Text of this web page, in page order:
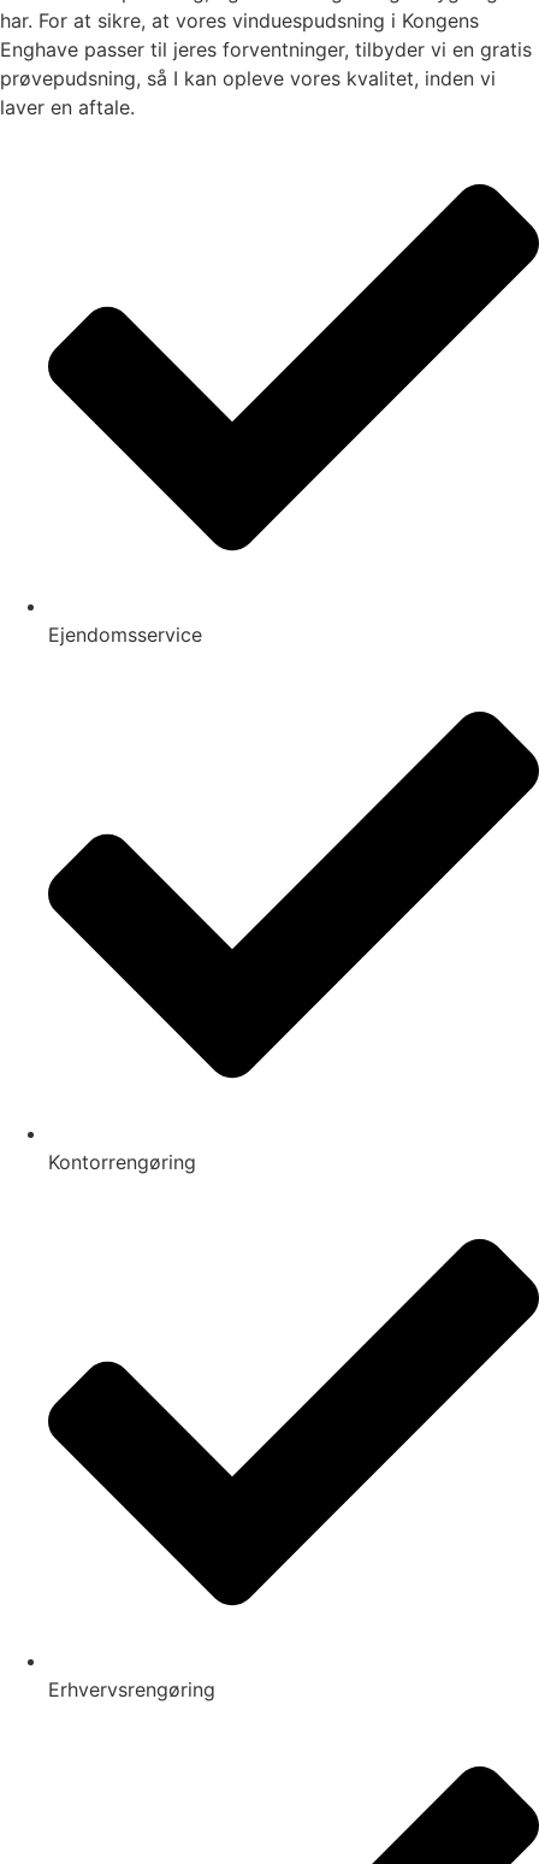
har. For at sikre, at vores vinduespudsning i Kongens
Enghave passer til jeres forventninger, tilbyder vi en gratis
prøvepudsning, så I kan opleve vores kvalitet, inden vi
laver en aftale.
Ejendomsservice
Kontorrengøring
Erhvervsrengøring